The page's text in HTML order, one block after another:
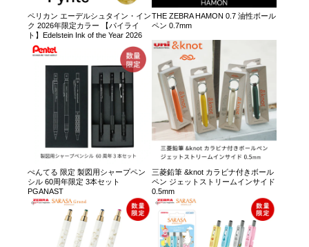
ペリカン エーデルシュタイン・イン
ク 2026年限定カラー 【パイライ
ト】Edelstein Ink of the Year 2026
THE ZEBRA HAMON 0.7 油性ボール
ペン 0.7mm
ぺんてる 限定 製図用シャープペン
シル 60周年限定 3本セット
PGANAST
三菱鉛筆 &knot カラビナ付きボール
ペン ジェットストリームインサイド
0.5mm